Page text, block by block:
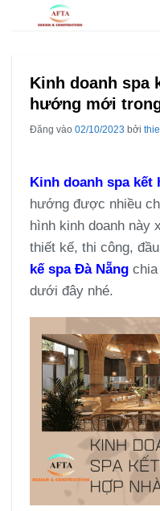
Kinh doanh spa
hướng mới
Đăng vào 02/10/2023 bởi
Kinh doanh spa kết
hướng được nhiều
hình kinh doanh này
thiết kế, thi công,
kế spa Đà Nẵngchia
dưới đây nhé.